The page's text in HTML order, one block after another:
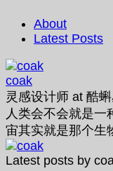
About
Latest Posts
coak
灵感设计师 at 酷
人类会不会就是一
宙其实就是那个生
Latest posts by